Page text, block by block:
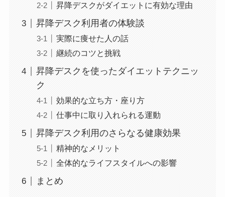
昇降デスクがダイエットに有効な理由
昇降デスク利用者の体験談
実際に痩せた人の話
継続のコツと挑戦
昇降デスクを使ったダイエットテクニッ
ク
効果的な立ち方・座り方
仕事中に取り入れられる運動
昇降デスク利用のさらなる健康効果
精神的なメリット
全体的なライフスタイルへの影響
まとめ